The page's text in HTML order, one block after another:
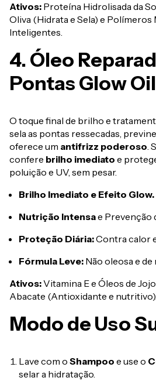
Ativos: Proteína Hidrolisada da
Oliva (Hidrata e Sela) e Polímeros
Inteligentes.
4. Óleo
Pontas Glow
O toque final de brilho e
sela as pontas ressecadas,
oferece um antifrizz poderoso.
confere brilho imediato e
poluição e UV, sem pesar.
Brilho Imediato e Efeito Glow.
Nutrição Intensae Prevenção
Proteção Diária:Contra calor
Fórmula Leve: Não oleosa e
Ativos:Vitamina E e Óleos de
Abacate (Antioxidante e nutritivo).
Modo de Uso
Lave com o Shampoo e use o
selar a hidratação.